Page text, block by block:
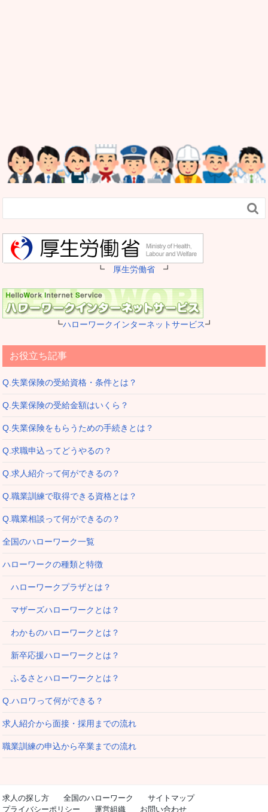

┗ 厚生労働省 ┛
┗ハローワークインターネットサービス┛
お役立ち記事
Q.失業保険の受給資格・条件とは？
Q.失業保険の受給金額はいくら？
Q.失業保険をもらうための手続きとは？
Q.求職申込ってどうやるの？
Q.求人紹介って何ができるの？
Q.職業訓練で取得できる資格とは？
Q.職業相談って何ができるの？
全国のハローワーク一覧
ハローワークの種類と特徴
ハローワークプラザとは？
マザーズハローワークとは？
わかものハローワークとは？
新卒応援ハローワークとは？
ふるさとハローワークとは？
Q.ハロワって何ができる？
求人紹介から面接・採用までの流れ
職業訓練の申込から卒業までの流れ
求人の探し方 全国のハローワーク
サイトマップ
プライバシーポリシー
運営組織 お問い合わせ